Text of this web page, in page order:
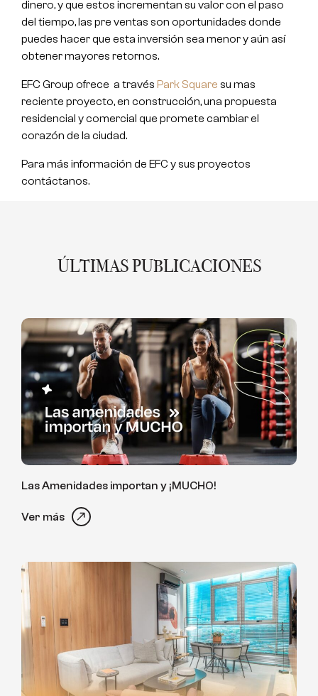
dinero, y que estos incrementan su valor con el paso
del tiempo, las pre ventas son oportunidades donde
puedes hacer que esta inversión sea menor y aún así
obtener mayores retornos.
EFC Group ofrece a través Park Square su mas
reciente proyecto, en construcción, una propuesta
residencial y comercial que promete cambiar el
corazón de la ciudad.
Para más información de EFC y sus proyectos
contáctanos.
ÚLTIMAS PUBLICACIONES
Las Amenidades importan y ¡MUCHO!
Ver más